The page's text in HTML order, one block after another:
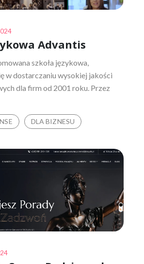
Advantis
szkoła językowa,
w dostarczaniu wysokiej jakości
dla firm od 2001 roku. Przez
DLA BIZNESU